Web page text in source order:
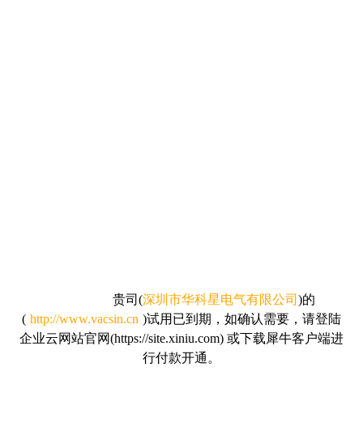
贵司 (深圳市华科星电气有限公司 )的
( http://www.vacsin.cn )试用已到期，如确认需要，请登陆
企业云网站官网(https://site.xiniu.com) 或下载犀牛客户端进
行付款开通。